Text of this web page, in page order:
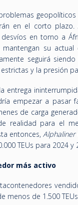
en el corto
en torno a
mantengan su
seguirá
y la presión
entrega
empezar a pasar
de carga
realidad para el
entonces,Alphaliner
TEUs para 2024 y
más activo
menos de 1.500